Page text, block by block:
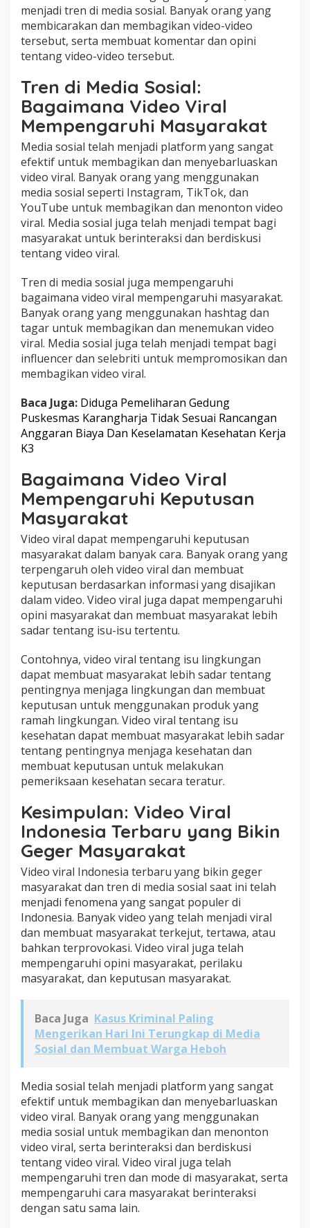
menjadi tren di media sosial. Banyak orang yang
membicarakan dan membagikan video-video
tersebut, serta membuat komentar dan opini
tentang video-video tersebut.
Tren di Media Sosial:
Bagaimana Video Viral
Mempengaruhi Masyarakat
Media sosial telah menjadi platform yang sangat
efektif untuk membagikan dan menyebarluaskan
video viral. Banyak orang yang menggunakan
media sosial seperti Instagram, TikTok, dan
YouTube untuk membagikan dan menonton video
viral. Media sosial juga telah menjadi tempat bagi
masyarakat untuk berinteraksi dan berdiskusi
tentang video viral.
Tren di media sosial juga mempengaruhi
bagaimana video viral mempengaruhi masyarakat.
Banyak orang yang menggunakan hashtag dan
tagar untuk membagikan dan menemukan video
viral. Media sosial juga telah menjadi tempat bagi
influencer dan selebriti untuk mempromosikan dan
membagikan video viral.
Baca Juga: Diduga Pemeliharan Gedung
Puskesmas Karangharja Tidak Sesuai Rancangan
Anggaran Biaya Dan Keselamatan Kesehatan Kerja
K3
Bagaimana Video Viral
Mempengaruhi Keputusan
Masyarakat
Video viral dapat mempengaruhi keputusan
masyarakat dalam banyak cara. Banyak orang yang
terpengaruh oleh video viral dan membuat
keputusan berdasarkan informasi yang disajikan
dalam video. Video viral juga dapat mempengaruhi
opini masyarakat dan membuat masyarakat lebih
sadar tentang isu-isu tertentu.
Contohnya, video viral tentang isu lingkungan
dapat membuat masyarakat lebih sadar tentang
pentingnya menjaga lingkungan dan membuat
keputusan untuk menggunakan produk yang
ramah lingkungan. Video viral tentang isu
kesehatan dapat membuat masyarakat lebih sadar
tentang pentingnya menjaga kesehatan dan
membuat keputusan untuk melakukan
pemeriksaan kesehatan secara teratur.
Kesimpulan: Video Viral
Indonesia Terbaru yang Bikin
Geger Masyarakat
Video viral Indonesia terbaru yang bikin geger
masyarakat dan tren di media sosial saat ini telah
menjadi fenomena yang sangat populer di
Indonesia. Banyak video yang telah menjadi viral
dan membuat masyarakat terkejut, tertawa, atau
bahkan terprovokasi. Video viral juga telah
mempengaruhi opini masyarakat, perilaku
masyarakat, dan keputusan masyarakat.
Baca Juga Kasus Kriminal Paling
Mengerikan Hari Ini Terungkap di Media
Sosial dan Membuat Warga Heboh
Media sosial telah menjadi platform yang sangat
efektif untuk membagikan dan menyebarluaskan
video viral. Banyak orang yang menggunakan
media sosial untuk membagikan dan menonton
video viral, serta berinteraksi dan berdiskusi
tentang video viral. Video viral juga telah
mempengaruhi tren dan mode di masyarakat, serta
mempengaruhi cara masyarakat berinteraksi
dengan satu sama lain.